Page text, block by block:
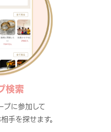
検索
プに参加して
手を探せます。